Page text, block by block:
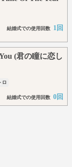
結婚式での使用回数 1回
(君の瞳に恋し
ロ
結婚式での使用回数 0回